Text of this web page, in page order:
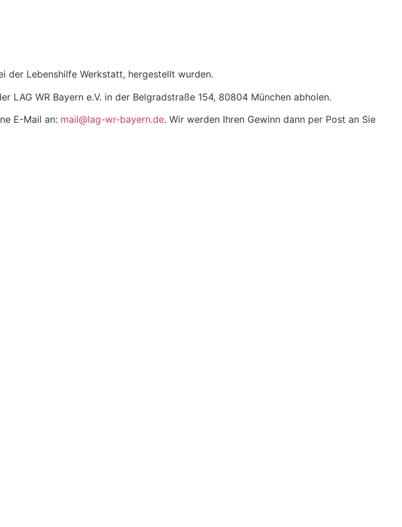
der Lebenshilfe Werkstatt, hergestellt wurden.
LAG WR Bayern e.V. in der Belgradstraße 154, 80804 München abholen.
E-Mail an: mail@lag-wr-bayern.de. Wir werden Ihren Gewinn dann per Post an Sie